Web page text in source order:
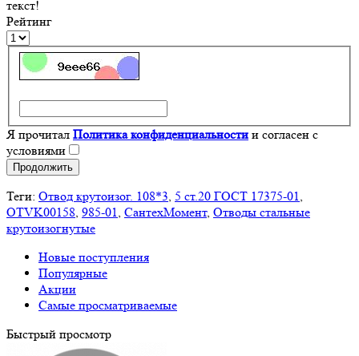
текст!
Рейтинг
Я прочитал Политика конфиденциальности и согласен с
условиями
Продолжить
Теги: Отвод крутоизог. 108*3, 5 ст.20 ГОСТ 17375-01,
OTVK00158, 985-01, СантехМомент, Отводы стальные
крутоизогнутые
Новые поступления
Популярные
Акции
Самые просматриваемые
Быстрый просмотр